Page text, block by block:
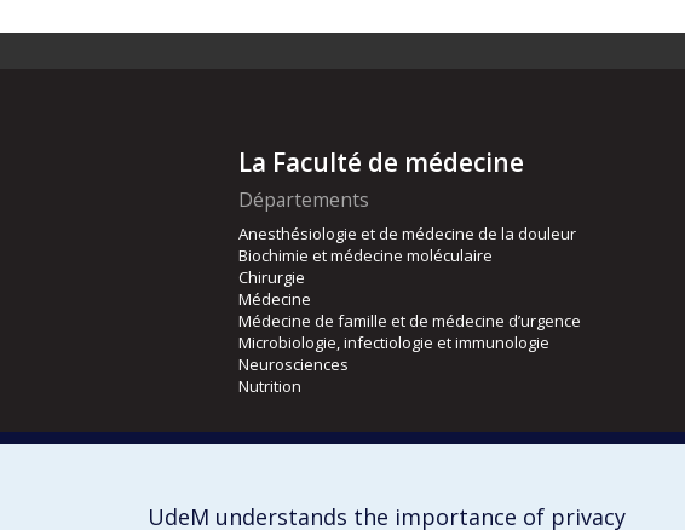
La Faculté de médecine
Départements
Anesthésiologie et de médecine de la douleur
Biochimie et médecine moléculaire
Chirurgie
Médecine
Médecine de famille et de médecine d’urgence
Microbiologie, infectiologie et immunologie
Neurosciences
Nutrition
Écoles
Réadaptation
UdeM understands the importance of privacy